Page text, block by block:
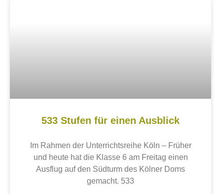
533 Stufen für einen Ausblick
Im Rahmen der Unterrichtsreihe Köln – Früher
und heute hat die Klasse 6 am Freitag einen
Ausflug auf den Südturm des Kölner Doms
gemacht. 533